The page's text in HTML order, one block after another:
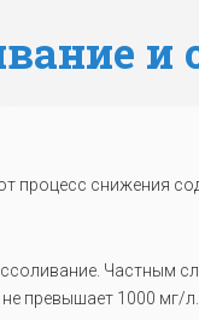
и
процесс снижения
Частным
превышает 1000 мг/л.